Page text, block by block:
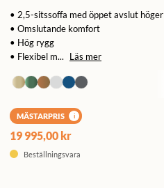
• 2,5-sitssoffa med öppet avslut höger
• Omslutande komfort
• Hög rygg
• Flexibel m...
Läs mer
MÄSTARPRIS i
19 995,00 kr
Beställningsvara